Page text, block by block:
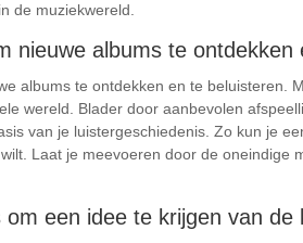
de muziekwereld.
nieuwe albums te ontdekken
albums te ontdekken en te beluisteren.
wereld. Blader door aanbevolen
van je luistergeschiedenis. Zo kun je
Laat je meevoeren door de oneindige
een idee te krijgen van de